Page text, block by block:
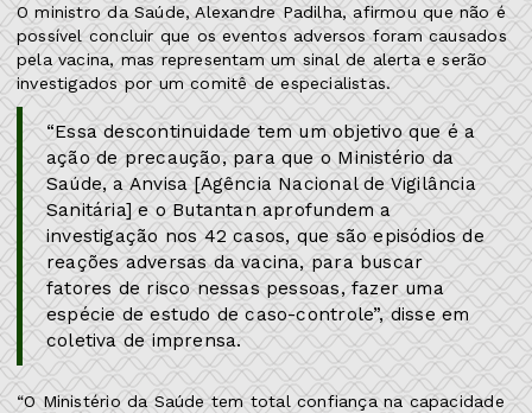
O ministro da Saúde, Alexandre Padilha, afirmou que não é
possível concluir que os eventos adversos foram causados
pela vacina, mas representam um sinal de alerta e serão
investigados por um comitê de especialistas.
“Essa descontinuidade tem um objetivo que é a
ação de precaução, para que o Ministério da
Saúde, a Anvisa [Agência Nacional de Vigilância
Sanitária] e o Butantan aprofundem a
investigação nos 42 casos, que são episódios de
reações adversas da vacina, para buscar
fatores de risco nessas pessoas, fazer uma
espécie de estudo de caso-controle”, disse em
coletiva de imprensa.
“O Ministério da Saúde tem total confiança na capacidade